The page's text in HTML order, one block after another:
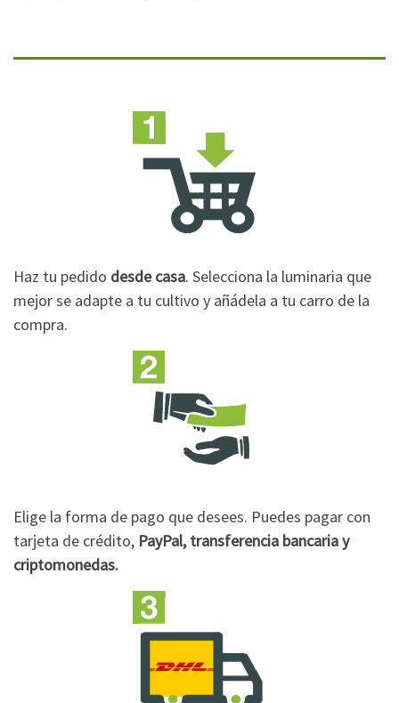
Haz tu pedido desde casa. Selecciona la luminaria que
mejor se adapte a tu cultivo y añádela a tu carro de la
compra.
Elige la forma de pago que desees. Puedes pagar con
tarjeta de crédito, PayPal, transferencia bancaria y
criptomonedas.